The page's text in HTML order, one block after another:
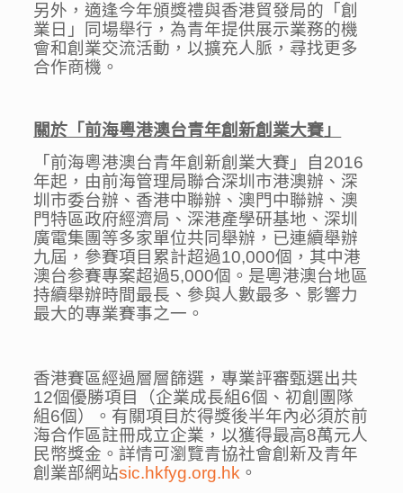
另外，適逢今年頒獎禮與香港貿發局的「創
業日」同場舉行，為青年提供展示業務的機
會和創業交流活動，以擴充人脈，尋找更多
合作商機。
關於「前海粵港澳台青年創新創業大賽」
「前海粵港澳台青年創新創業大賽」自2016
年起，由前海管理局聯合深圳市港澳辦、深
圳市委台辦、香港中聯辦、澳門中聯辦、澳
門特區政府經濟局、深港產學研基地、深圳
廣電集團等多家單位共同舉辦，已連續舉辦
九屆，參賽項目累計超過10,000個，其中港
澳台参賽專案超過5,000個。是粵港澳台地區
持續舉辦時間最長、參與人數最多、影響力
最大的專業賽事之一。
香港賽區經過層層篩選，專業評審甄選出共
12個優勝項目（企業成長組6個、初創團隊
組6個）。有關項目於得獎後半年內必須於前
海合作區註冊成立企業，以獲得最高8萬元人
民幣獎金。詳情可瀏覽青協社會創新及青年
創業部網站sic.hkfyg.org.hk 。